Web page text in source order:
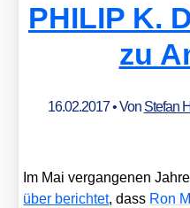
PHILIP K.
zu
16.02.2017• Von Stefan
Im Mai ver­gan­ge­nen
über berich­tet, dass Ron